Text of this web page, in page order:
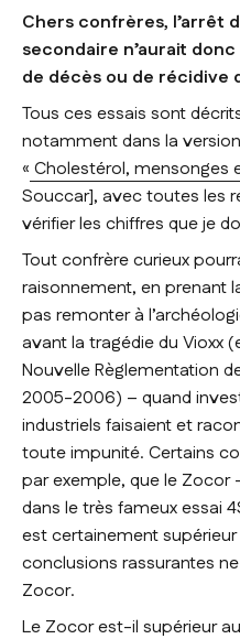
Chers confrères, l’arrêt
secondaire n’aurait
de décès ou de récidive
Tous ces essais sont
notamment dans la
« Cholestérol, mensonges
Souccar], avec toutes les
vérifier les chiffres que je
Tout confrère curieux
raisonnement, en prenant
pas remonter à
avant la tragédie du Vioxx
Nouvelle Règlementation
2005-2006) – quand
industriels faisaient et
toute impunité. Certains
par exemple, que le
dans le très fameux essai
est certainement
conclusions rassurantes
Zocor.
Le Zocor est-il supérieur